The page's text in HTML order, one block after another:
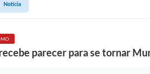
Notícia
parecer para se tornar